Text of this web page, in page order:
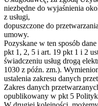
niezbędne do wyjaśnienia
z usługi,
dopuszczone do
umowy.
Pozyskane w ten sposób
pkt 1, 2, 5 i art. 19 pkt 1 i 2
świadczeniu usług drogą
1030 z późn. zm.).
ustalenia zakresu danych
Zakres danych
opublikowany w pkt 5